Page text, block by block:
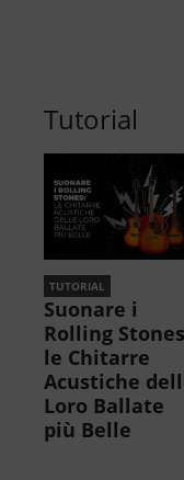
Tutorial
TUTORIAL
Suonare i
Rolling
le Chitarre
Acustiche
Loro Ballate
più Belle